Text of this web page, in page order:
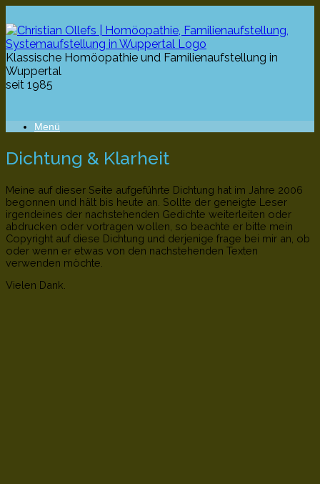
Klassische Homöopathie und Familienaufstellung in
Wuppertal
seit 1985
Menü
Dichtung & Klarheit
Meine auf dieser Seite aufgeführte Dichtung hat im Jahre 2006
begonnen und hält bis heute an. Sollte der geneigte Leser
irgendeines der nachstehenden Gedichte weiterleiten oder
abdrucken oder vortragen wollen, so beachte er bitte mein
Copyright auf diese Dichtung und derjenige frage bei mir an, ob
oder wenn er etwas von den nachstehenden Texten
verwenden möchte.
Vielen Dank.